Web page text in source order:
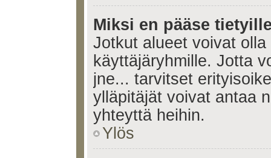
Miksi en pääse
Jotkut alueet voivat
käyttäjäryhmille. Jotta
jne... tarvitset
ylläpitäjät voivat antaa
yhteyttä heihin.
Ylös